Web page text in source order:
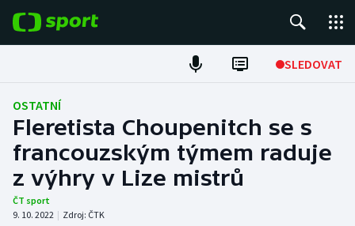
SLEDOVAT
Fotbal
Hokej
Tenis
Atletika
OSTATNÍ
Fleretista Choupenitch se s
francouzským týmem raduje
z výhry v Lize mistrů
ČT sport
9. 10. 2022 | Zdroj: ČTK